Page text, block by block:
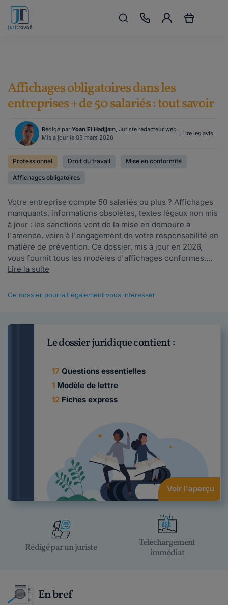
Le dossier juridique contient :
17 Questions essentielles
1 Modèle de lettre
12 Fiches express
Voir l'aperçu
Affichages obligatoires dans les
entreprises + de 50 salariés : tout savoir
Rédigé par Yoan El Hadjjam, Juriste rédacteur web
Mis à jour le 03 mars 2026
Lire les avis
Professionnel Droit du travail Mise en conformité
Affichages obligatoires
Votre entreprise compte 50 salariés ou plus ? Affichages
manquants, informations obsolètes, textes légaux non mis
à jour : les sanctions vont de la mise en demeure à
l'amende, voire à l'engagement de votre responsabilité en
matière de prévention. Ce dossier, mis à jour en 2026,
vous fournit tous les modèles d'affichages conformes....
Lire la suite
Ce dossier pourrait également vous intéresser
Rédigé par un juriste
Téléchargement
immédiat
En bref